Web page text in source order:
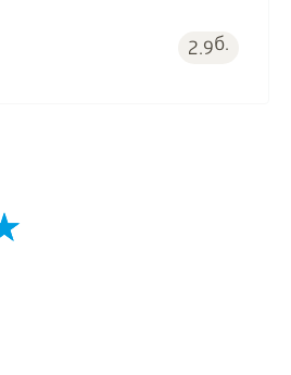
2.9б.